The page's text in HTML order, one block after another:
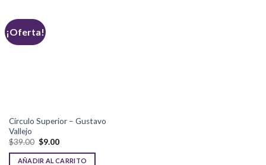
¡Oferta!
Círculo Superior – Gustavo
Vallejo
$39.00 $9.00
AÑADIR AL CARRITO